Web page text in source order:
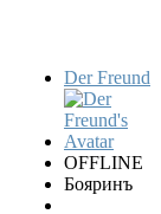
Der Freund
OFFLINE
Бояринъ